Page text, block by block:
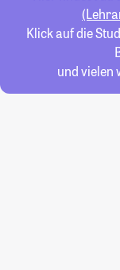
Klick auf die
und vielen